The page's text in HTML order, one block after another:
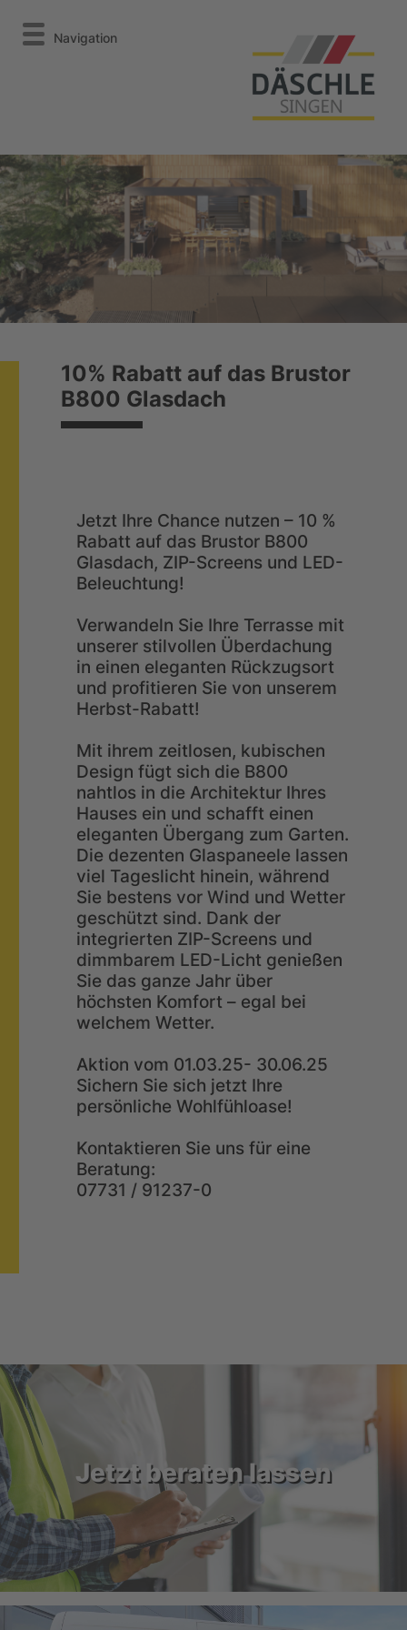
Navigation
10% Rabatt auf das Brustor
B800 Glasdach
Jetzt Ihre Chance nutzen – 10 %
Rabatt auf das Brustor B800
Glasdach, ZIP-Screens und LED-
Beleuchtung!
Verwandeln Sie Ihre Terrasse mit
unserer stilvollen Überdachung
in einen eleganten Rückzugsort
und profitieren Sie von unserem
Herbst-Rabatt!
Mit ihrem zeitlosen, kubischen
Design fügt sich die B800
nahtlos in die Architektur Ihres
Hauses ein und schafft einen
eleganten Übergang zum Garten.
Die dezenten Glaspaneele lassen
viel Tageslicht hinein, während
Sie bestens vor Wind und Wetter
geschützt sind. Dank der
integrierten ZIP-Screens und
dimmbarem LED-Licht genießen
Sie das ganze Jahr über
höchsten Komfort – egal bei
welchem Wetter.
Aktion vom 01.03.25- 30.06.25
Sichern Sie sich jetzt Ihre
persönliche Wohlfühloase!
Kontaktieren Sie uns für eine
Beratung:
07731 / 91237-0
Jetzt beraten lassen